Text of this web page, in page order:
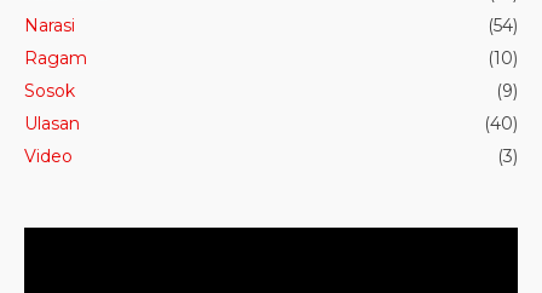
Narasi
(54)
Ragam
(10)
Sosok
(9)
Ulasan
(40)
Video
(3)